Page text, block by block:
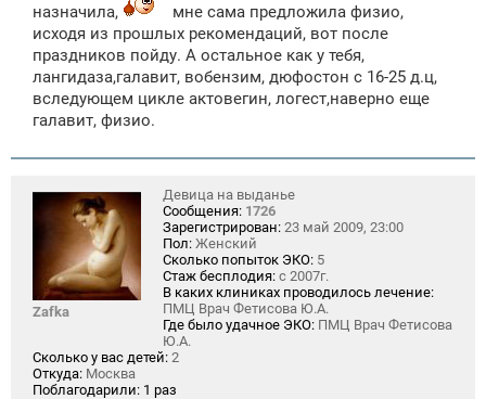
назначила,
мне сама предложила физио,
исходя из прошлых рекомендаций, вот после
праздников пойду. А остальное как у тебя,
лангидаза,галавит, вобензим, дюфостон с 16-25 д.ц,
вследующем цикле актовегин, логест,наверно еще
галавит, физио.
Zafka
Девица на выданье
Сообщения: 1726
Зарегистрирован: 23 май 2009, 23:00
Пол: Женский
Сколько попыток ЭКО: 5
Стаж бесплодия: с 2007г.
В каких клиниках проводилось лечение:
ПМЦ Врач Фетисова Ю.А.
Где было удачное ЭКО: ПМЦ Врач Фетисова
Ю.А.
Сколько у вас детей: 2
Откуда: Москва
Поблагодарили: 1 раз